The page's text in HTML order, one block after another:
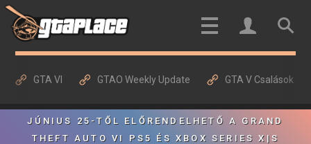
GTA VI GTAO Weekly Update GTA V Csalások
JÚNIUS 25-TŐL ELŐRENDELHETŐ A GRAND
THEFT AUTO VI PS5 ÉS XBOX SERIES X|S